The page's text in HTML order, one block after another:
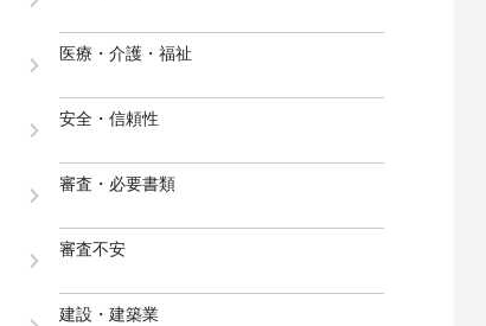
医療・介護・福祉
安全・信頼性
審査・必要書類
審査不安
建設・建築業